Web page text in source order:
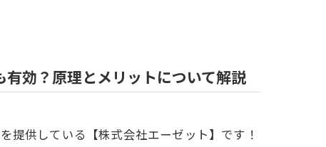
効？原理とメリットについて解説
提供している【株式会社エーゼット】です！